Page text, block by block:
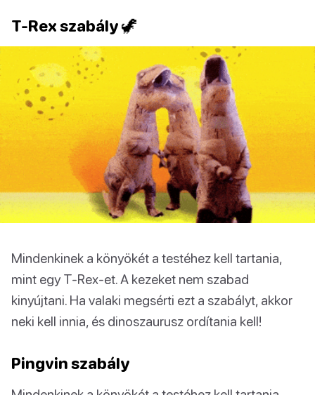
T-Rex szabály 🦖
Mindenkinek a könyökét a testéhez kell tartania,
mint egy T-Rex-et. A kezeket nem szabad
kinyújtani. Ha valaki megsérti ezt a szabályt, akkor
neki kell innia, és dinoszaurusz ordítania kell!
Pingvin szabály